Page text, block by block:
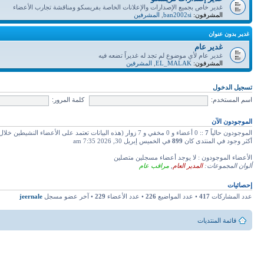
غدير خاص بجميع الإصدارات والإعلانات الخاصة بفريسكو ومناقشة تجارب الأعضاء
المشرفون: ban2002si المشرفين
غدير بدون عنوان
غدير عام
غدير عام لأي موضوع لم تجد له غديراً تضعه فيه
المشرفون: EL_MALAK المشرفين
تسجيل الدخول
اسم المستخدم: كلمة المرور:
الموجودون الآن
الموجودون حالياً 7 :: 0 أعضاء و 0 مخفي و 7 زوار (هذه البيانات تعتمد على الأعضاء النشيطين خلال دقائق 5 ماضية)
أكثر وجود في المنتدى كان 899 في الخميس إبريل 30, 2026 7:35 am
الأعضاء الموجودون : لا يوجد أعضاء مسجلين متصلين
ألوان المجموعات:المدير العام مراقب عام
إحصائيات
عدد المشاركات 417 • عدد المواضيع 226 • عدد الأعضاء 229 • آخر عضو مسجل jeernale
قائمة المنتديات